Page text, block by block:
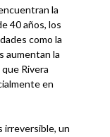
la
40 años, los
como la
aumentan la
Rivera
en
irreversible, un